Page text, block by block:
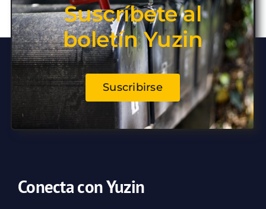
Suscríbete al
boletín Yuzin
Suscribirse
Conecta con Yuzin